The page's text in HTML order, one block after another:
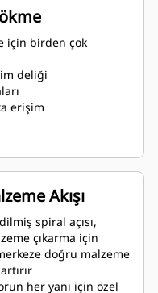
ataşman tutucu
ve tutucularda
için uygun
sağlamak için
yardımcı olmak
radyal erişim
için 20 mm, 22 mm ve
uçlara uyum
için birden çok
deliği
erişim
Akışı
spiral açısı,
çıkarma için
doğru malzeme
artırır
her yanı için özel